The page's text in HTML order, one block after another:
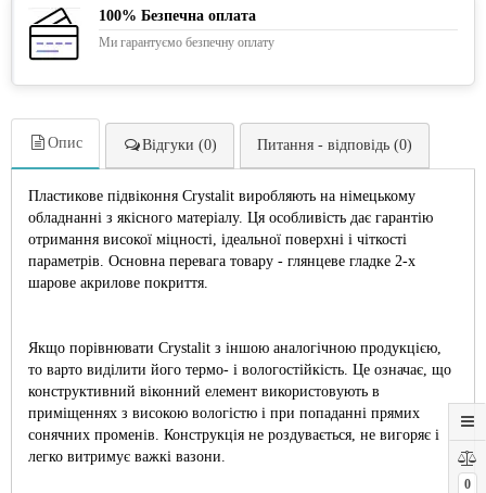
0
100% Безпечна оплата
Ми гарантуємо безпечну оплату
Опис Відгуки (0) Питання - відповідь (0)
Пластикове підвіконня Crystalit виробляють на німецькому
обладнанні з якісного матеріалу. Ця особливість дає гарантію
отримання високої міцності, ідеальної поверхні і чіткості
параметрів. Основна перевага товару - глянцеве гладке 2-х
шарове акрилове покриття.
Якщо порівнювати Crystalit з іншою аналогічною продукцією,
то варто виділити його термо- і вологостійкість. Це означає, що
конструктивний віконний елемент використовують в
приміщеннях з високою вологістю і при попаданні прямих
сонячних променів. Конструкція не роздувається, не вигоряє і
легко витримує важкі вазони.